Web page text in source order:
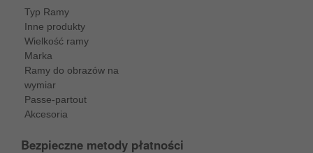
Typ Ramy
Inne produkty
Wielkość ramy
Marka
Ramy do obrazów na
wymiar
Passe-partout
Akcesoria
Bezpieczne metody płatności